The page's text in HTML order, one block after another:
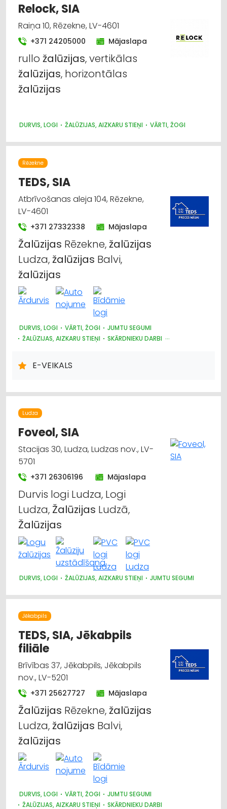
Relock, SIA
Raiņa 10, Rēzekne, LV-4601
+371 24205000 Mājaslapa
rullo žalūzijas, vertikālas
žalūzijas, horizontālas
žalūzijas
DURVIS, LOGI ŽALŪZIJAS, AIZKARU STIEŅI VĀRTI, ŽOGI
Rēzekne
TEDS, SIA
Atbrīvošanas aleja 104, Rēzekne,
LV-4601
+371 27332338 Mājaslapa
Žalūzijas Rēzekne,žalūzijas
Ludza,žalūzijas Balvi,
žalūzijas
DURVIS, LOGI VĀRTI, ŽOGI
JUMTU SEGUMI
ŽALŪZIJAS, AIZKARU STIEŅI
SKĀRDNIEKU DARBI
DŪMVADI, TO IZGATAVOŠANA, UZSTĀDĪŠANA
METĀLIZSTRĀDĀJUMI
E-VEIKALS
Ludza
Foveol, SIA
Stacijas 30, Ludza, Ludzas nov., LV-
5701
+371 26306196 Mājaslapa
Durvis logi Ludza, Logi
Ludza, Žalūzijas Ludzā,
Žalūzijas
DURVIS, LOGI ŽALŪZIJAS, AIZKARU STIEŅI JUMTU SEGUMI
Jēkabpils
TEDS, SIA, Jēkabpils
filiāle
Brīvības 37, Jēkabpils, Jēkabpils
nov., LV-5201
+371 25627727 Mājaslapa
Žalūzijas Rēzekne,žalūzijas
Ludza,žalūzijas Balvi,
žalūzijas
DURVIS, LOGI VĀRTI, ŽOGI
JUMTU SEGUMI
ŽALŪZIJAS, AIZKARU STIEŅI
SKĀRDNIEKU DARBI